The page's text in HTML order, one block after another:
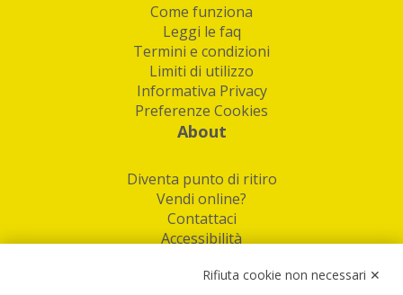
Come funziona
Leggi le faq
Termini e condizioni
Limiti di utilizzo
Informativa Privacy
Preferenze Cookies
About
Diventa punto di ritiro
Vendi online?
Contattaci
Accessibilità
Rifiuta cookie non necessari ✕